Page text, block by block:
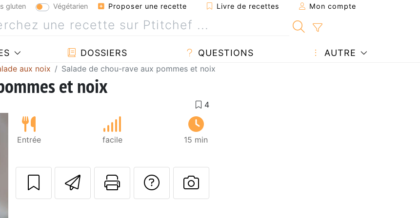
gluten Végétarien Proposer une recette Livre de recettes Mon compte
DOSSIERS QUESTIONS AUTRE
aux noix Salade de chou-rave aux pommes et noix
et noix
Entrée facile 15 min
Envoyer cette recette à un ami
Imprimer cette page
Poser une question à l'auteur
Publier votre photo de cette